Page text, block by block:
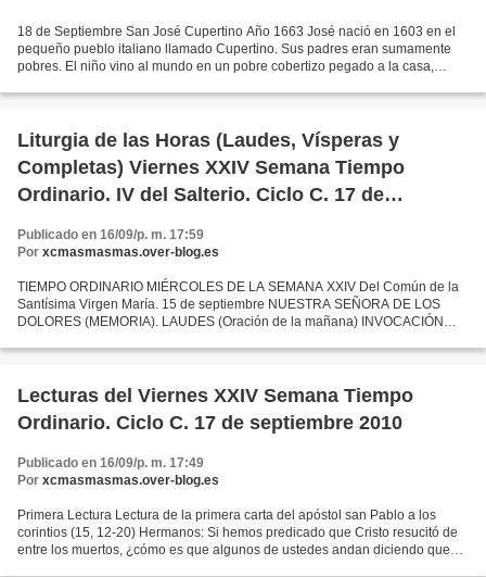
18 de Septiembre San José Cupertino Año 1663 José nació en 1603 en el
pequeño pueblo italiano llamado Cupertino. Sus padres eran sumamente
pobres. El niño vino al mundo en un pobre cobertizo pegado a la casa,
Liturgia de las Horas (Laudes, Vísperas y
Completas) Viernes XXIV Semana Tiempo
Ordinario. IV del Salterio. Ciclo C. 17 de
Publicado en 16/09/p. m. 17:59
Por xcmasmasmas.over-blog.es
TIEMPO ORDINARIO MIÉRCOLES DE LA SEMANA XXIV Del Común de la
Santísima Virgen María. 15 de septiembre NUESTRA SEÑORA DE LOS
DOLORES (MEMORIA). LAUDES (Oración de la mañana) INVOCACIÓN
Lecturas del Viernes XXIV Semana Tiempo
Ordinario. Ciclo C. 17 de septiembre 2010
Publicado en 16/09/p. m. 17:49
Por xcmasmasmas.over-blog.es
Primera Lectura Lectura de la primera carta del apóstol san Pablo a los
corintios (15, 12-20) Hermanos: Si hemos predicado que Cristo resucitó de
entre los muertos, ¿cómo es que algunos de ustedes andan diciendo que